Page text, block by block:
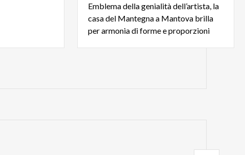
Emblema della genialità dell’artista, la
casa del Mantegna a Mantova brilla
per armonia di forme e proporzioni